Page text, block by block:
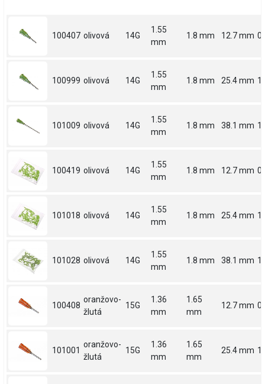
100407 olivová 14G
1.55
mm
1.8 mm 12.7 mm
100999 olivová 14G
1.55
mm
1.8 mm 25.4 mm 1
101009 olivová 14G
1.55
mm
1.8 mm 38.1 mm
100419 olivová 14G
1.55
mm
1.8 mm 12.7 mm
101018 olivová 14G
1.55
mm
1.8 mm 25.4 mm 1
101028 olivová 14G
1.55
mm
1.8 mm 38.1 mm
100408
oranžovo-
žlutá
15G
1.36
mm
1.65
mm
12.7 mm
101001
oranžovo-
žlutá
15G
1.36
mm
1.65
mm
25.4 mm 1